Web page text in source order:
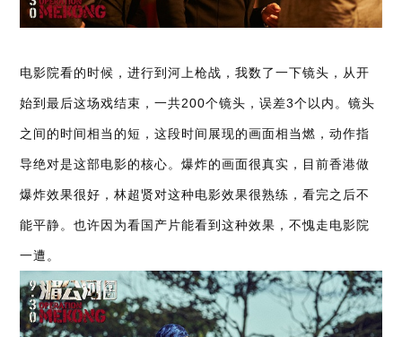
电影院看的时候，进行到河上枪战，我数了一下镜头，从开
始到最后这场戏结束，一共200个镜头，误差3个以内。镜头
之间的时间相当的短，这段时间展现的画面相当燃，动作指
导绝对是这部电影的核心。爆炸的画面很真实，目前香港做
爆炸效果很好，林超贤对这种电影效果很熟练，看完之后不
能平静。也许因为看国产片能看到这种效果，不愧走电影院
一遭。